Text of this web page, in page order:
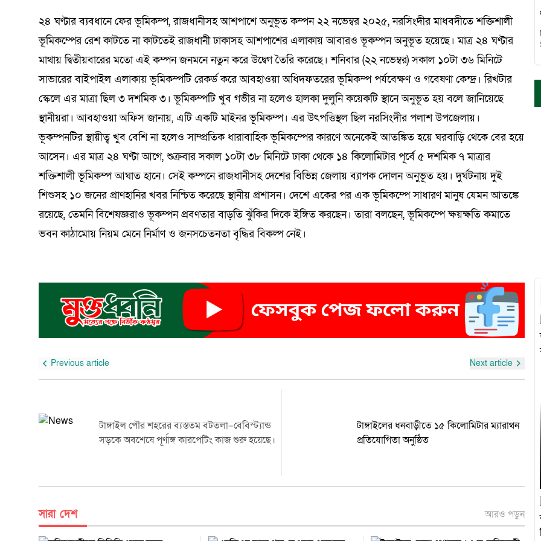
২৪ ঘণ্টার ব্যবধানে ফের ভূমিকম্প, রাজধানীসহ আশপাশে অনুভূত কম্পন ২২ নভেম্বর ২০২৫, নরসিংদীর মাধবদীতে শক্তিশালী
ভূমিকম্পের রেশ কাটতে না কাটতেই রাজধানী ঢাকাসহ আশপাশের এলাকায় আবারও ভূকম্পন অনুভূত হয়েছে। মাত্র ২৪ ঘণ্টার
মাথায় দ্বিতীয়বারের মতো এই কম্পন জনমনে নতুন করে উদ্বেগ তৈরি করেছে। শনিবার (২২ নভেম্বর) সকাল ১০টা ৩৬ মিনিটে
সাভারের বাইপাইল এলাকায় ভূমিকম্পটি রেকর্ড করে আবহাওয়া অধিদফতরের ভূমিকম্প পর্যবেক্ষণ ও গবেষণা কেন্দ্র। রিখটার
স্কেলে এর মাত্রা ছিল ৩ দশমিক ৩। ভূমিকম্পটি খুব গভীর না হলেও হালকা দুলুনি কয়েকটি স্থানে অনুভূত হয় বলে জানিয়েছে
স্থানীয়রা। আবহাওয়া অফিস জানায়, এটি একটি মাইনর ভূমিকম্প। এর উৎপত্তিস্থল ছিল নরসিংদীর পলাশ উপজেলায়।
ভূকম্পনটির স্থায়ীত্ব খুব বেশি না হলেও সাম্প্রতিক ধারাবাহিক ভূমিকম্পের কারণে অনেকেই আতঙ্কিত হয়ে ঘরবাড়ি থেকে বের হয়ে
আসেন। এর মাত্র ২৪ ঘণ্টা আগে, শুক্রবার সকাল ১০টা ৩৮ মিনিটে ঢাকা থেকে ১৪ কিলোমিটার পূর্বে ৫ দশমিক ৭ মাত্রার
শক্তিশালী ভূমিকম্প আঘাত হানে। সেই কম্পনে রাজধানীসহ দেশের বিভিন্ন জেলায় ব্যাপক দোলন অনুভূত হয়। দুর্ঘটনায় দুই
শিশুসহ ১০ জনের প্রাণহানির খবর নিশ্চিত করেছে স্থানীয় প্রশাসন। দেশে একের পর এক ভূমিকম্পে সাধারণ মানুষ যেমন আতঙ্কে
রয়েছে, তেমনি বিশেষজ্ঞরাও ভূকম্পন প্রবণতার বাড়তি ঝুঁকির দিকে ইঙ্গিত করছেন। তারা বলছেন, ভূমিকম্পে ক্ষয়ক্ষতি কমাতে
ভবন কাঠামোয় নিয়ম মেনে নির্মাণ ও জনসচেতনতা বৃদ্ধির বিকল্প নেই।
Previous article Next article
টাঙ্গাইল পৌর শহরের ব্যস্ততম বটতলা–বেবিস্ট্যান্ড
সড়কে অবশেষে পূর্ণাঙ্গ কারপেটিং কাজ শুরু হয়েছে।
টাঙ্গাইলের ধনবাড়ীতে ১৫ কিলোমিটার ম্যারাথন
প্রতিযোগিতা অনুষ্ঠিত
সারা দেশ আরও পড়ুন